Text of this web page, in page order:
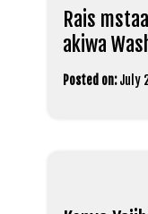
Rais
akiwa
Posted on: July